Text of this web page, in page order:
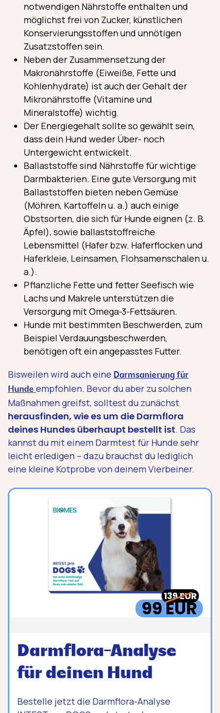
notwendigen Nährstoffe enthalten und
möglichst frei von Zucker, künstlichen
Konservierungsstoffen und unnötigen
Zusatzstoffen sein.
Neben der Zusammensetzung der
Makronährstoffe (Eiweiße, Fette und
Kohlenhydrate) ist auch der Gehalt der
Mikronährstoffe (Vitamine und
Mineralstoffe) wichtig.
Der Energiegehalt sollte so gewählt sein,
dass dein Hund weder Über- noch
Untergewicht entwickelt.
Ballaststoffe sind Nährstoffe für wichtige
Darmbakterien. Eine gute Versorgung mit
Ballaststoffen bieten neben Gemüse
(Möhren, Kartoffeln u. a.) auch einige
Obstsorten, die sich für Hunde eignen (z. B.
Äpfel), sowie ballaststoffreiche
Lebensmittel (Hafer bzw. Haferflocken und
Haferkleie, Leinsamen, Flohsamenschalen u.
a.).
Pflanzliche Fette und fetter Seefisch wie
Lachs und Makrele unterstützen die
Versorgung mit Omega-3-Fettsäuren.
Hunde mit bestimmten Beschwerden, zum
Beispiel Verdauungsbeschwerden,
benötigen oft ein angepasstes Futter.
Bisweilen wird auch eine Darmsanierung für
Hunde empfohlen. Bevor du aber zu solchen
Maßnahmen greifst, solltest du zunächst
herausfinden, wie es um die Darmflora
deines Hundes überhaupt bestellt ist. Das
kannst du mit einem Darmtest für Hunde sehr
leicht erledigen – dazu brauchst du lediglich
eine kleine Kotprobe von deinem Vierbeiner.
99 EUR
139 EUR
Darmflora-Analyse
für deinen Hund
Bestelle jetzt die Darmflora-Analyse